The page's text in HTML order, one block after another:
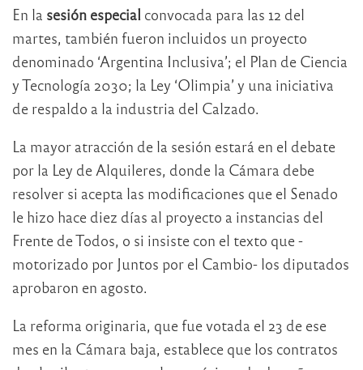
En la sesión especial convocada para las 12 del
martes, también fueron incluidos un proyecto
denominado ‘Argentina Inclusiva’; el Plan de Ciencia
y Tecnología 2030; la Ley ‘Olimpia’ y una iniciativa
de respaldo a la industria del Calzado.
La mayor atracción de la sesión estará en el debate
por la Ley de Alquileres, donde la Cámara debe
resolver si acepta las modificaciones que el Senado
le hizo hace diez días al proyecto a instancias del
Frente de Todos, o si insiste con el texto que -
motorizado por Juntos por el Cambio- los diputados
aprobaron en agosto.
La reforma originaria, que fue votada el 23 de ese
mes en la Cámara baja, establece que los contratos